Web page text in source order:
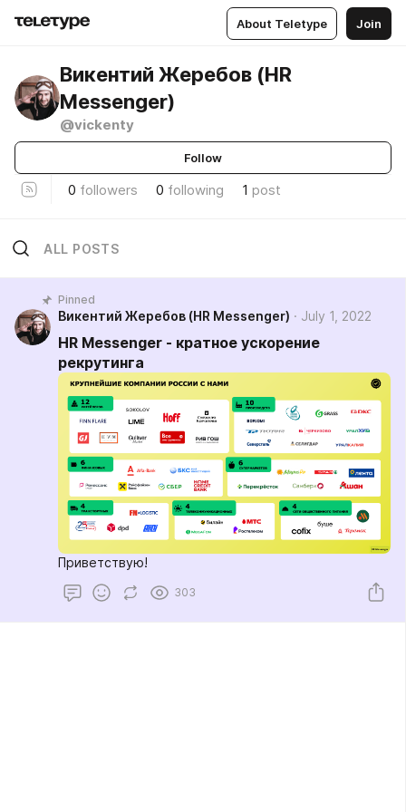
About Teletype Join
Викентий Жеребов (HR
Messenger)
@vickenty
Follow
0 followers 0 following 1 post
ALL POSTS
Pinned
Викентий Жеребов (HR Messenger) July 1, 2022
HR Messenger - кратное ускорение
рекрутинга
Приветствую!
303